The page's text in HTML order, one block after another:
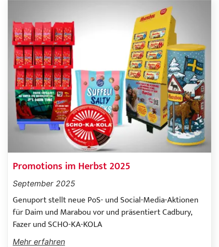
Promotions im Herbst 2025
September 2025
Genuport stellt neue PoS- und Social-Media-Aktionen
für Daim und Marabou vor und präsentiert Cadbury,
Fazer und SCHO-KA-KOLA
Mehr erfahren